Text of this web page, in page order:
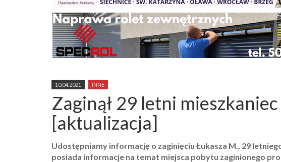
10.04.2021 INNE
Zaginął 29 letni
[aktualizacja]
Udostępniamy informację o zaginięciu Łukasza M., 29
posiada informacje na temat miejsca pobytu zaginionego